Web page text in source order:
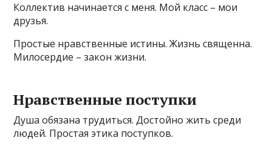
Коллектив начинается с меня. Мой класс – мои
друзья.
Простые нравственные истины. Жизнь священна.
Милосердие – закон жизни.
Нравственные поступки
Душа обязана трудиться. Достойно жить среди
людей. Простая этика поступков.